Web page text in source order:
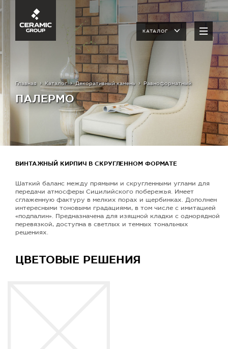
КАТАЛОГ
Главная Каталог Декоративный камень Равноформатный
ПАЛЕРМО
ВИНТАЖНЫЙ КИРПИЧ В СКРУГЛЕННОМ ФОРМАТЕ
Шаткий баланс между прямыми и скругленными углами для
передачи атмосферы Сицилийского побережья. Имеет
сглаженную фактуру в мелких порах и щербинках. Дополнен
интересными тоновыми градациями, в том числе с имитацией
«подпалин». Предназначена для изящной кладки с однорядной
перевязкой, доступна в светлых и темных тональных
решениях.
ЦВЕТОВЫЕ РЕШЕНИЯ